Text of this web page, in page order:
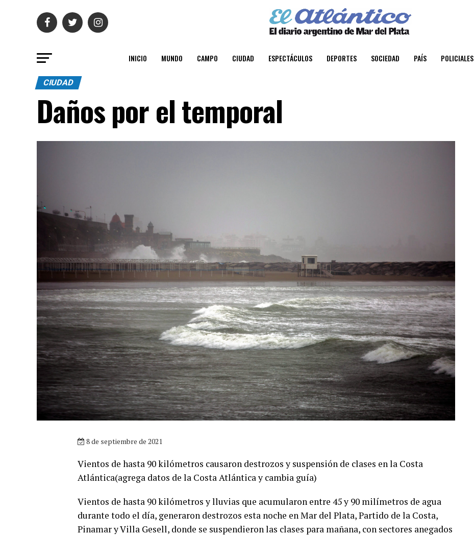
INICIO MUNDO CAMPO CIUDAD ESPECTÁCULOS DEPORTES SOCIEDAD PAÍS POLICIALES
CIUDAD
Daños por el temporal
8 de septiembre de 2021
Vientos de hasta 90 kilómetros causaron destrozos y suspensión de clases en la Costa
Atlántica(agrega datos de la Costa Atlántica y cambia guía)
Vientos de hasta 90 kilómetros y lluvias que acumularon entre 45 y 90 milímetros de agua
durante todo el día, generaron destrozos esta noche en Mar del Plata, Partido de la Costa,
Pinamar y Villa Gesell, donde se suspendieron las clases para mañana, con sectores anegados